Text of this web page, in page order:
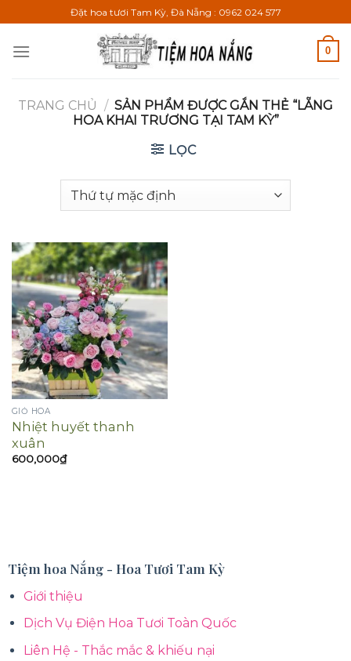
qua
nội
Đặt hoa tươi Tam Kỳ, Đà Nẵng : 0962 024 577
0
TRANG CHỦ / SẢN PHẨM ĐƯỢC GẮN THẺ “LẴNG
HOA KHAI TRƯƠNG TẠI TAM KỲ”
LỌC
GIỎ HOA
Nhiệt huyết thanh
xuân
600,000₫
Tiệm hoa Nắng - Hoa Tươi Tam Kỳ
Giới thiệu
Dịch Vụ Điện Hoa Tươi Toàn Quốc
Liên Hệ - Thắc mắc & khiếu nại